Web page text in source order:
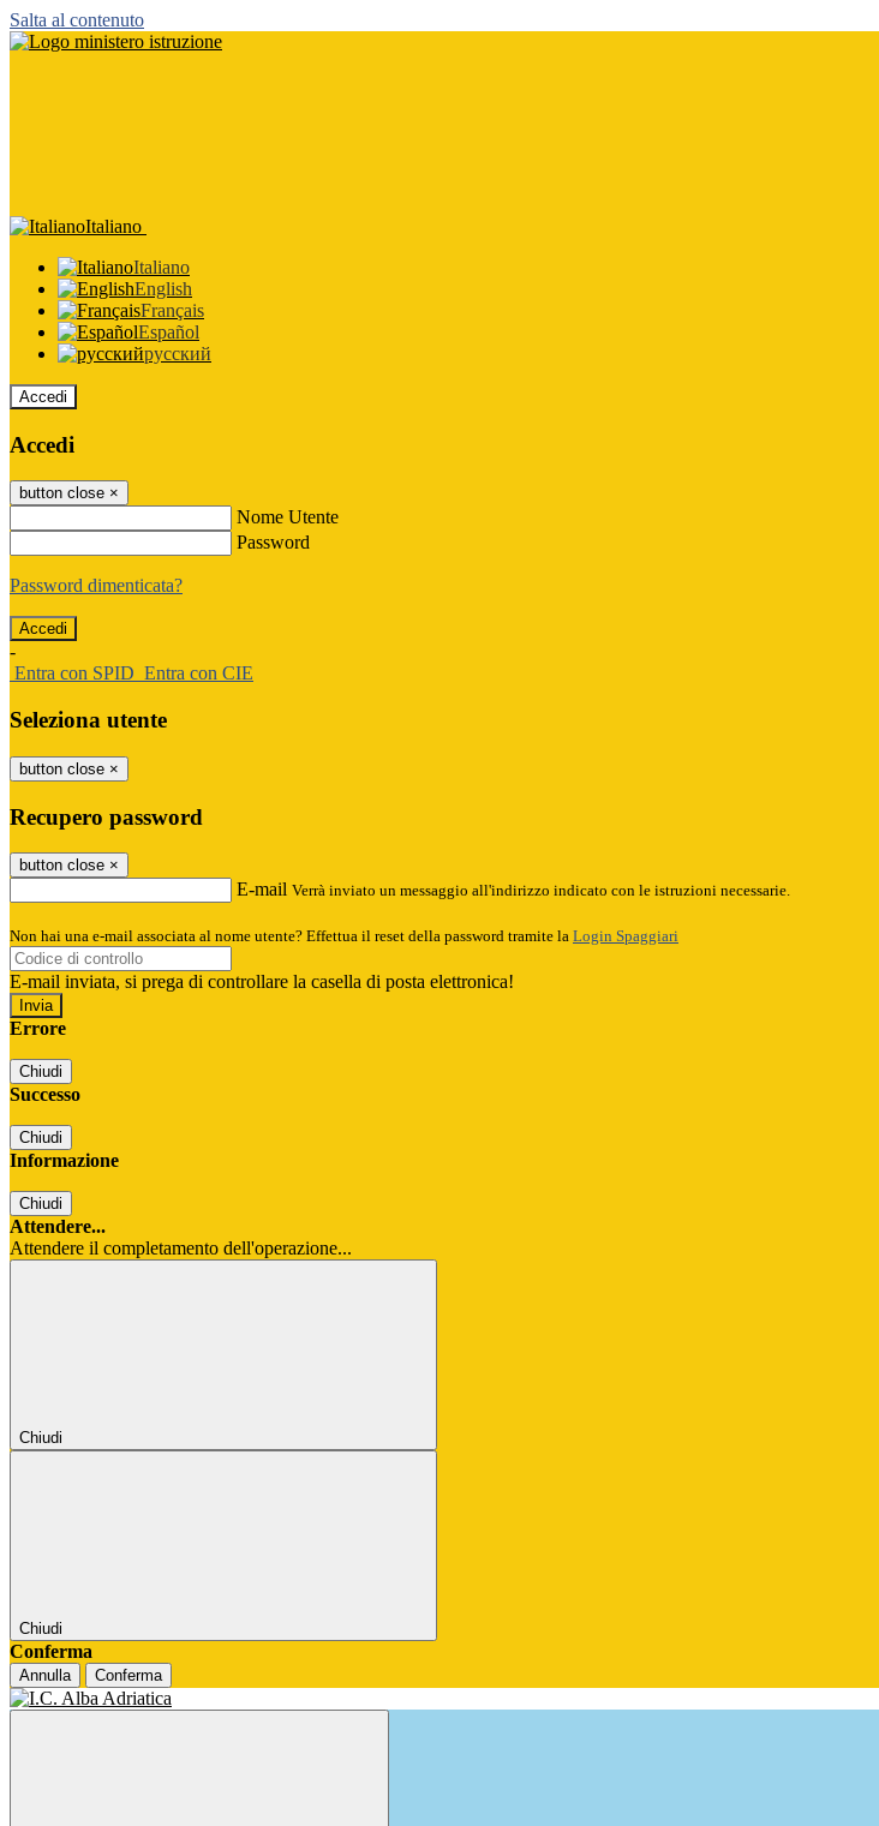
Salta al contenuto
Italiano
Italiano
English
Français
Español
русский
Accedi
Accedi
button close ×
Nome Utente
Password
Password dimenticata?
-
Entra con SPID Entra con CIE
Seleziona utente
button close ×
Recupero password
button close ×
E-mail Verrà inviato un messaggio all'indirizzo indicato con le istruzioni necessarie.
Non hai una e-mail associata al nome utente? Effettua il reset della password tramite la Login Spaggiari
E-mail inviata, si prega di controllare la casella di posta elettronica!
Errore
Chiudi
Successo
Chiudi
Informazione
Chiudi
Attendere...
Attendere il completamento dell'operazione...
Chiudi
Chiudi
Conferma
Annulla Conferma